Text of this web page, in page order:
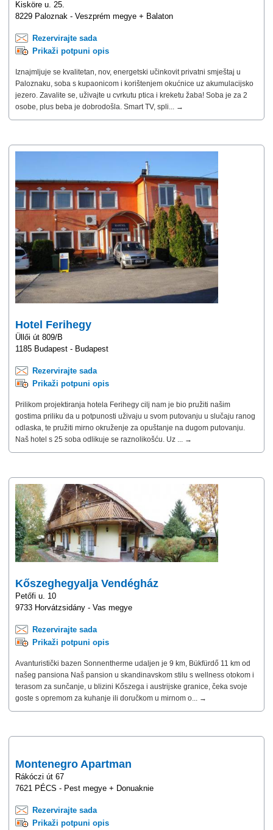
Kisköre u. 25.
8229 Paloznak - Veszprém megye + Balaton
Rezervirajte sada
Prikaži potpuni opis
Iznajmljuje se kvalitetan, nov, energetski učinkovit privatni smještaj u
Paloznaku, soba s kupaonicom i korištenjem okućnice uz akumulacijsko
jezero. Zavalite se, uživajte u cvrkutu ptica i kreketu žaba! Soba je za 2
osobe, plus beba je dobrodošla. Smart TV, spli... →
Hotel Ferihegy
Üllői út 809/B
1185 Budapest - Budapest
Rezervirajte sada
Prikaži potpuni opis
Prilikom projektiranja hotela Ferihegy cilj nam je bio pružiti našim
gostima priliku da u potpunosti uživaju u svom putovanju u slučaju ranog
odlaska, te pružiti mirno okruženje za opuštanje na dugom putovanju.
Naš hotel s 25 soba odlikuje se raznolikošću. Uz ... →
Kőszeghegyalja Vendégház
Petőfi u. 10
9733 Horvátzsidány - Vas megye
Rezervirajte sada
Prikaži potpuni opis
Avanturistički bazen Sonnentherme udaljen je 9 km, Bükfürdő 11 km od
našeg pansiona Naš pansion u skandinavskom stilu s wellness otokom i
terasom za sunčanje, u blizini Kőszega i austrijske granice, čeka svoje
goste s opremom za kuhanje ili doručkom u mirnom o... →
Montenegro Apartman
Rákóczi út 67
7621 PÉCS - Pest megye + Donuaknie
Rezervirajte sada
Prikaži potpuni opis